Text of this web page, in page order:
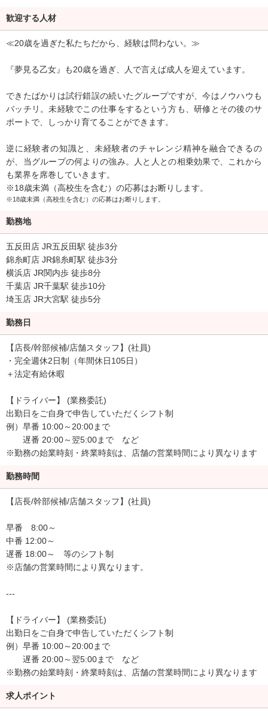
同じナイトレジャー業界で勝負するなら、「真に良質なサービス」
を創り出せるブランド店で一緒に働きませんか？
私たちはこれからも変わらず、真心を込めて、新しいスタッフを誠
る、あなたのご応募をお待ちしております。
◆◆◆仕事内容◆◆◆
・営業状況の分析と改善、資料作成
・各種企画・立案・実行業務
・スタッフの管理・育成・採用
・タレントの管理・育成・採用
・市場調査
・新店出店
・経営戦略会議への出席 など
■店舗運営スタッフ
店舗運営の業務全般を担っていただきます。
・タレントの送迎業務
・ドライバーの配車業務
・サイト更新やメルマガ発行などの受注促進業務
・清掃 など
◎ポイント◎
入社時の研修（2日間）
・グループの歴史や業界知識、業務知識など実務的な内容
・目標設定やそれを実現するための計画作成などビジョン的な内容
※現場配属後も、上司が適宜フォローアップや個別面談を行いま
す。
ゆっくりお仕事に慣れていきましょう！
■送迎ドライバー
自宅等へ安全、正確、迅速にタレントを送迎していただきます。
ドライバーは車の運転をするだけではなく、タレントとの会話や、
お客様とのやり取りも業務の一環となるため、コミュニケーション
スキルが自然と身につきます。
歓迎する人材
≪20歳を過ぎた私たちだから、経験は問わない。≫
『夢見る乙女』も20歳を過ぎ、人で言えば成人を迎えています。
できたばかりは試行錯誤の続いたグループですが、今はノウハウも
バッチリ。未経験でこの仕事をするという方も、研修とその後のサ
ポートで、しっかり育てることができます。
逆に経験者の知識と、未経験者のチャレンジ精神を融合できるの
が、当グループの何よりの強み。人と人との相乗効果で、これから
も業界を席巻していきます。
※18歳未満（高校生を含む）の応募はお断りします。
※18歳未満（高校生を含む）の応募はお断りします。
勤務地
五反田店 JR五反田駅 徒歩3分
錦糸町店 JR錦糸町駅 徒歩3分
横浜店 JR関内歩 徒歩8分
千葉店 JR千葉駅 徒歩10分
埼玉店 JR大宮駅 徒歩5分
勤務日
【店長/幹部候補/店舗スタッフ】(社員)
・完全週休2日制（年間休日105日）
＋法定有給休暇
【ドライバー】 (業務委託)
出勤日をご自身で申告していただくシフト制
例）早番 10:00～20:00まで
遅番 20:00～翌5:00まで など
※勤務の始業時刻・終業時刻は、店舗の営業時間により異なります
勤務時間
【店長/幹部候補/店舗スタッフ】(社員)
早番 8:00～
中番 12:00～
遅番 18:00～ 等のシフト制
※店舗の営業時間により異なります。
---
【ドライバー】 (業務委託)
出勤日をご自身で申告していただくシフト制
例）早番 10:00～20:00まで
遅番 20:00～翌5:00まで など
※勤務の始業時刻・終業時刻は、店舗の営業時間により異なります
求人ポイント